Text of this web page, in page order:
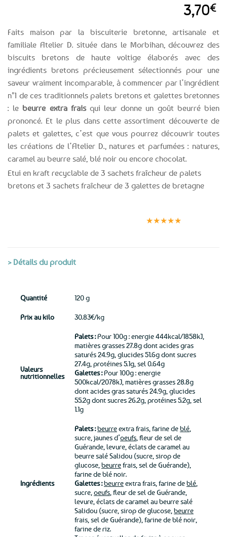
Faits maison par la biscuiterie bretonne, artisanale et
familiale Atelier D. située dans le Morbihan, découvrez des
biscuits bretons de haute voltige élaborés avec des
ingrédients bretons précieusement sélectionnés pour une
saveur vraiment incomparable, à commencer par l’ingrédient
n°1 de ces traditionnels palets bretons et galettes bretonnes
: le beurre extra fraisqui leur donne un goût beurré bien
prononcé. Et le plus dans cette assortiment découverte de
palets et galettes, c’est que vous pourrez découvrir toutes
les créations de l’Atelier D., natures et parfumées : natures,
caramel au beurre salé, blé noir ou encore chocolat.
Etui en kraft recyclable de 3 sachets fraîcheur de palets
bretons et 3 sachets fraîcheur de 3 galettes de bretagne
3,70€
★★★★★
> Détails du produit
Quantité 120 g
Prix au kilo 30.83€/kg
Valeurs
nutritionnelles
Palets :Pour 100g : energie 444kcal/1858kJ,
matières grasses 27.8g dont acides gras
saturés 24.9g, glucides 51.6g dont sucres
27.4g, protéines 5.1g, sel 0.64g
Galettes :Pour 100g : energie
500kcal/2078kJ, matières grasses 28.8g
dont acides gras saturés 24.9g, glucides
55.2g dont sucres 26.2g, protéines 5.2g, sel
1.1g
Ingrédients
Palets :beurreextra frais, farine deblé
sucre, jaunes d’oeufs , fleur de sel de
Guérande, levure, éclats de caramel au
beurre salé Salidou (sucre, sirop de
glucose, beurrefrais, sel de Guérande),
farine de blé noir.
Galettes :beurreextra frais, farine deblé
sucre, oeufs , fleur de sel de Guérande,
levure, éclats de caramel au beurre salé
Salidou (sucre, sirop de glucose, beurre
frais, sel de Guérande), farine de blé noir,
farine de riz.